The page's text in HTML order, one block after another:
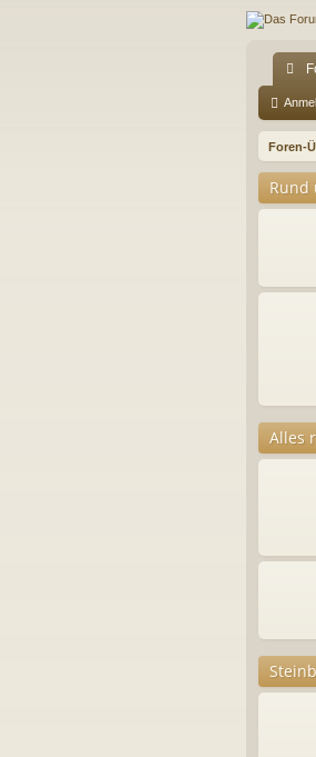
Foren-
Rund
Alles